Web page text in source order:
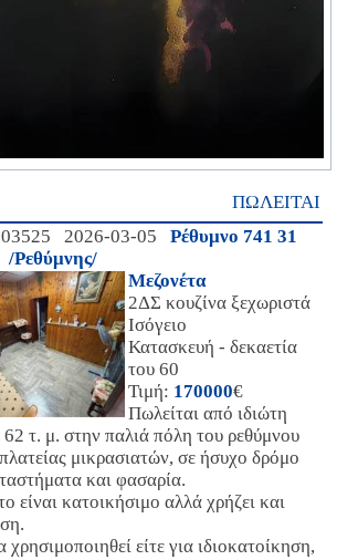
ΠΩΛΕΙΤΑΙ
2026-03-05
Ρέθυμνο 741 31
/Ρεθύμνης/
Μεζονέτα
2ΔΣ κουζίνα ξεχωριστά
Ισόγειο
Κατασκευή - δεκαετία
του 60
Τιμή: 170000€
Πωλείται από ιδιώτη
62 τ. μ. στην παλιά πόλη του ρεθύμνου
μικρασιατών, σε ήσυχο δρόμο
και φασαρία.
είναι κατοικήσιμο αλλά χρήζει και
χρησιμοποιηθεί είτε για ιδιοκατοίκηση,